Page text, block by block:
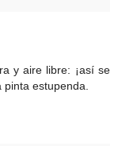
y aire libre: ¡así se
pinta estupenda.